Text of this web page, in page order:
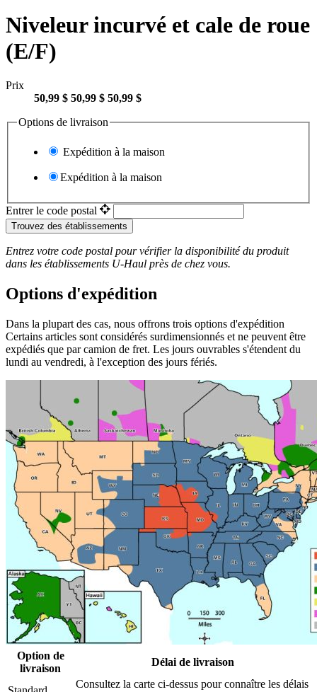
Niveleur incurvé et cale de roue
(E/F)
Prix
50,99 $ 50,99 $ 50,99 $
Options de livraison
Expédition à la maison
Expédition à la maison
Entrer le code postal
Trouvez des établissements
Entrez votre code postal pour vérifier la disponibilité du produit
dans les établissements U-Haul près de chez vous.
Options d'expédition
Dans la plupart des cas, nous offrons trois options d'expédition
Certains articles sont considérés surdimensionnés et ne peuvent être
expédiés que par camion de fret. Les jours ouvrables s'étendent du
lundi au vendredi, à l'exception des jours fériés.
Option de
livraison
Délai de livraison
Consultez la carte ci-dessus pour connaître les délais